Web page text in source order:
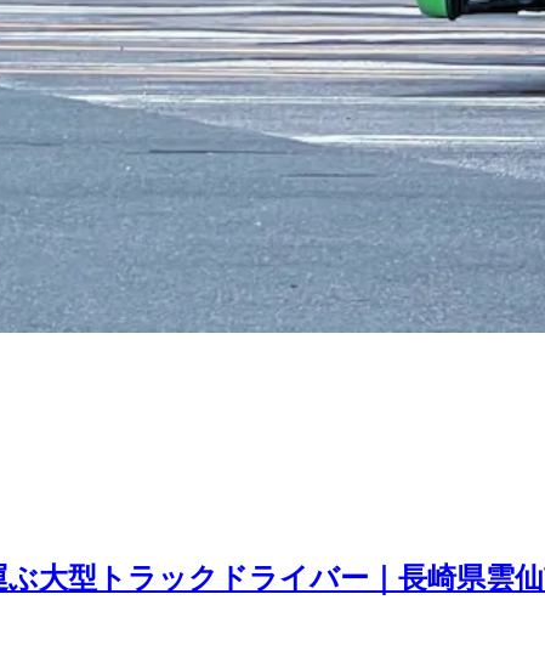
ドライバー（冷凍ウィング車）｜長崎
ぶ大型トラックドライバー｜長崎県雲